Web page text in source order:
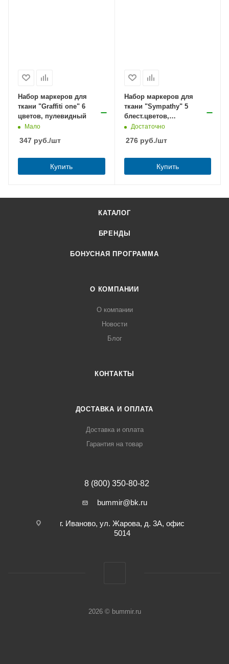
Набор маркеров для
ткани "Graffiti one" 6
цветов, пулевидный
Мало
347 руб./шт
Купить
Набор маркеров для
ткани "Sympathy" 5
блест.цветов,
пулевидный
Достаточно
276руб./шт
Купить
КАТАЛОГ
БРЕНДЫ
БОНУСНАЯ ПРОГРАММА
О КОМПАНИИ
О компании
Новости
Блог
КОНТАКТЫ
ДОСТАВКА И ОПЛАТА
Доставка и оплата
Гарантия на товар
8 (800) 350-80-82
bummir@bk.ru
г. Иваново, ул. Жарова, д. 3А, офис
5014
2026 © bummir.ru